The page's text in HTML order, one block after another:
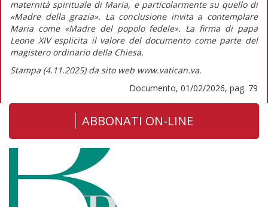
maternità spirituale di Maria, e particolarmente su quello di
«Madre della grazia». La conclusione invita a contemplare
Maria come «Madre del popolo fedele». La firma di papa
Leone XIV esplicita il valore del documento come parte del
magistero ordinario della Chiesa.
Stampa (4.11.2025) da sito web www.vatican.va.
Documento, 01/02/2026, pag. 79
ABBONATI ON-LINE